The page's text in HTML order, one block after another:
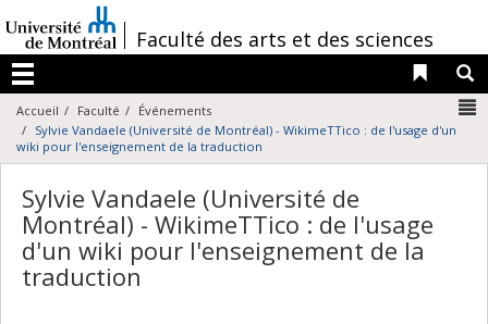
au
contenu
/Faculté des arts et des sciences
Menu
Liens
Accueil Faculté
Événements
Sylvie Vandaele (Université de Montréal) - WikimeTTico : de l'usage d'un
wiki pour l'enseignement de la traduction
Sylvie Vandaele (Université de
Montréal) - WikimeTTico : de l'usage
d'un wiki pour l'enseignement de la
traduction